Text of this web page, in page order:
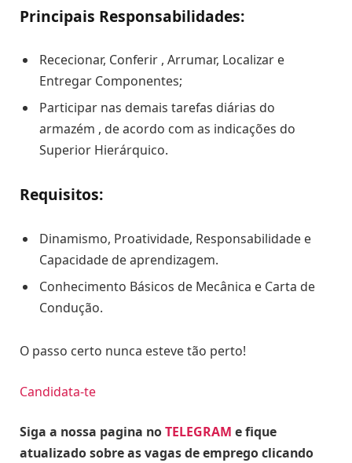
Principais Responsabilidades:
Rececionar, Conferir , Arrumar, Localizar e
Entregar Componentes;
Participar nas demais tarefas diárias do
armazém , de acordo com as indicações do
Superior Hierárquico.
Requisitos:
Dinamismo, Proatividade, Responsabilidade e
Capacidade de aprendizagem.
Conhecimento Básicos de Mecânica e Carta de
Condução.
O passo certo nunca esteve tão perto!
Candidata-te
Siga a nossa pagina noTELEGRAM e fique
atualizado sobre as vagas de emprego clicando